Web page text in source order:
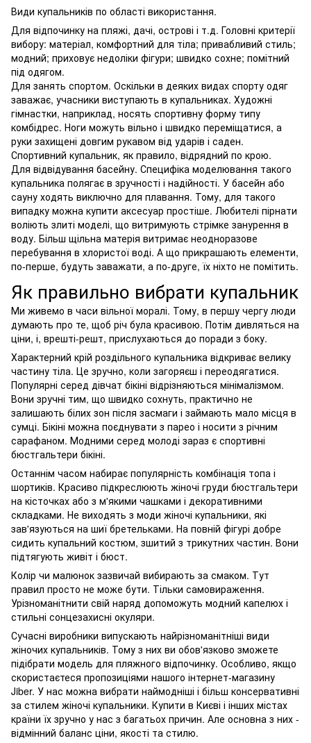
Види купальників по області використання.
Для відпочинку на пляжі, дачі, острові і т.д. Головні критерії
вибору: матеріал, комфортний для тіла; привабливий стиль;
модний; приховує недоліки фігури; швидко сохне; помітний
під одягом.
Для занять спортом. Оскільки в деяких видах спорту одяг
заважає, учасники виступають в купальниках. Художні
гімнастки, наприклад, носять спортивну форму типу
комбідрес. Ноги можуть вільно і швидко переміщатися, а
руки захищені довгим рукавом від ударів і саден.
Спортивний купальник, як правило, відрядний по крою.
Для відвідування басейну. Специфіка моделювання такого
купальника полягає в зручності і надійності. У басейн або
сауну ходять виключно для плавання. Тому, для такого
випадку можна купити аксесуар простіше. Любителі пірнати
воліють злиті моделі, що витримують стрімке занурення в
воду. Більш щільна матерія витримає неодноразове
перебування в хлористої воді. А що прикрашають елементи,
по-перше, будуть заважати, а по-друге, їх ніхто не помітить.
Як правильно вибрати купальник
Ми живемо в часи вільної моралі. Тому, в першу чергу люди
думають про те, щоб річ була красивою. Потім дивляться на
ціни, і, врешті-решт, прислухаються до поради з боку.
Характерний крій роздільного купальника відкриває велику
частину тіла. Це зручно, коли загоряєш і переодягатися.
Популярні серед дівчат бікіні відрізняються мінімалізмом.
Вони зручні тим, що швидко сохнуть, практично не
залишають білих зон після засмаги і займають мало місця в
сумці. Бікіні можна поєднувати з парео і носити з річним
сарафаном. Модними серед молоді зараз є спортивні
бюстгальтери бікіні.
Останнім часом набирає популярність комбінація топа і
шортиків. Красиво підкреслюють жіночі груди бюстгальтери
на кісточках або з м'якими чашками і декоративними
складками. Не виходять з моди жіночі купальники, які
зав'язуються на шиї бретельками. На повній фігурі добре
сидить купальний костюм, зшитий з трикутних частин. Вони
підтягують живіт і бюст.
Колір чи малюнок зазвичай вибирають за смаком. Тут
правил просто не може бути. Тільки самовираження.
Урізноманітнити свій наряд допоможуть модний капелюх і
стильні сонцезахисні окуляри.
Сучасні виробники випускають найрізноманітніші види
жіночих купальників. Тому з них ви обов'язково зможете
підібрати модель для пляжного відпочинку. Особливо, якщо
скористаєтеся пропозиціями нашого інтернет-магазину
Jiber. У нас можна вибрати наймодніші і більш консервативні
за стилем жіночі купальники. Купити в Києві і інших містах
країни їх зручно у нас з багатьох причин. Але основна з них -
відмінний баланс ціни, якості та стилю.